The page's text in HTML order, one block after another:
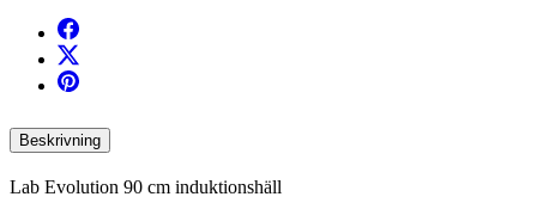
Beskrivning
Lab Evolution 90 cm induktionshäll